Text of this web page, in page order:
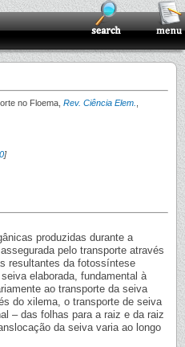
no Floema, Rev. Ciência Elem.
]
produzidas durante a
pelo transporte através
resultantes da fotossíntese
elaborada, fundamental à
ao transporte da seiva
do xilema, o transporte de seiva
– das folhas para a raiz e da raiz
da seiva varia ao longo